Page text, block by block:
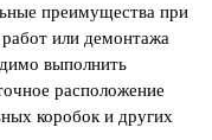
преимущества при
или демонтажа
выполнить
расположение
коробок и других